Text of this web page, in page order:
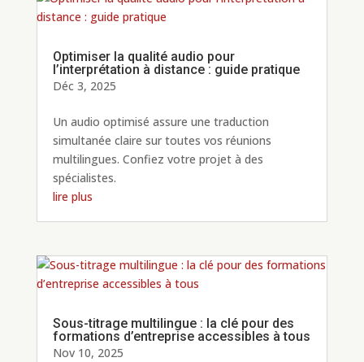
Optimiser la qualité audio pour
l’interprétation à distance : guide pratique
Déc 3, 2025
Un audio optimisé assure une traduction
simultanée claire sur toutes vos réunions
multilingues. Confiez votre projet à des
spécialistes.
lire plus
Sous-titrage multilingue : la clé pour des
formations d’entreprise accessibles à tous
Nov 10, 2025